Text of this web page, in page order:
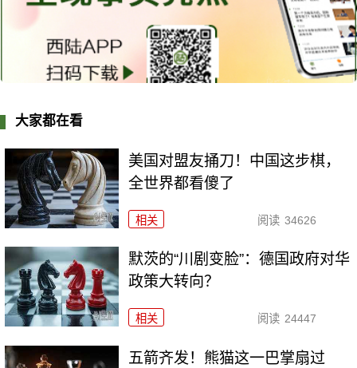
大家都在看
美国对盟友捅刀！中国这步棋，
全世界都看傻了
相关 阅读 34626
默茨的“川剧变脸”：德国政府对华
政策大转向？
相关 阅读 24447
五箭齐发！熊猫这一巴掌扇过